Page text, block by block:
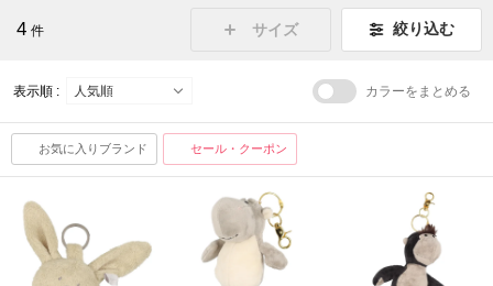
4 件 サイズ 絞り込む
表示順 : カラーをまとめる
お気に入りブランド セール・クーポン